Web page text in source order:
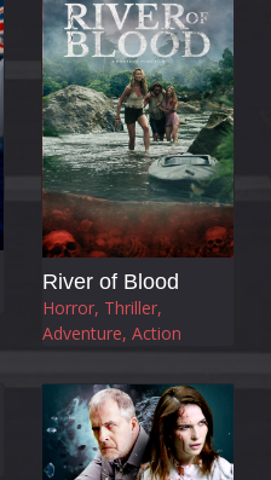
River of Blood
Horror, Thriller,
Adventure, Action